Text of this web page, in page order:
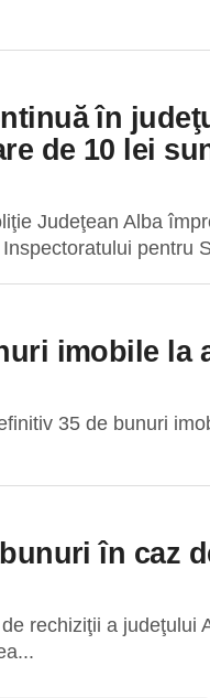
în
de 10 lei
Judeţean Alba
pentru
imobile la
35 de bunuri
în caz
rechiziţii a judeţului